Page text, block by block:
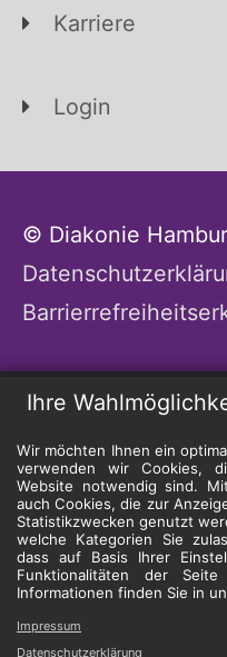
Ihre
Wir möchten Ihnen ein
verwenden wir Cookies,
Website notwendig sind.
auch Cookies, die zur
Statistikzwecken genutzt
welche Kategorien Sie
dass auf Basis Ihrer
Funktionalitäten der
Informationen finden Sie in
Impressum
Datenschutzerklärung
Karriere
Login
© Diakonie